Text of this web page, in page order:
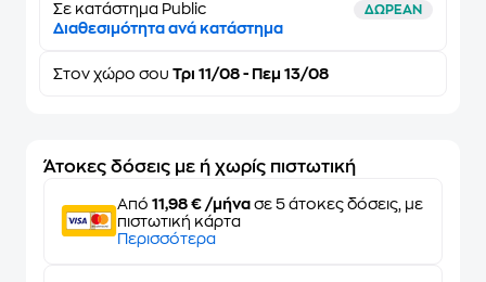
Σε κατάστημα Public ΔΩΡΕΑΝ
Διαθεσιμότητα ανά κατάστημα
Στον χώρο σου Τρι 11/08 - Πεμ 13/08
Άτοκες δόσεις με ή χωρίς πιστωτική
Από 11,98 € /μήνα σε 5 άτοκες δόσεις, με
πιστωτική κάρτα
Περισσότερα